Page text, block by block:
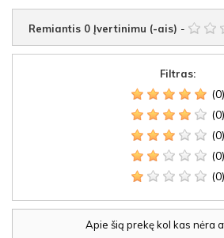
Remiantis 0 Įvertinimu (-ais) -
Filtras:
(0)
(0)
(0)
(0)
(0)
Apie šią prekę kol kas nėra